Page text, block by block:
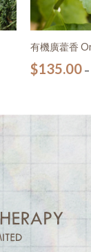
有機廣藿香
$135.00–